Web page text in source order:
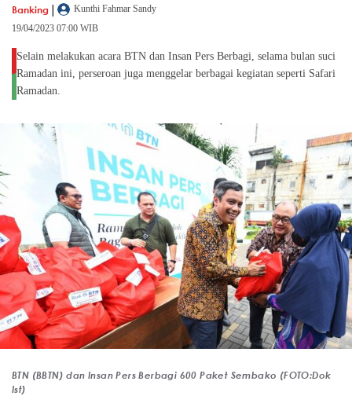
Banking |
Kunthi Fahmar Sandy
19/04/2023 07:00 WIB
Selain melakukan acara BTN dan Insan Pers Berbagi, selama bulan suci
Ramadan ini, perseroan juga menggelar berbagai kegiatan seperti Safari
Ramadan.
BTN (BBTN) dan Insan Pers Berbagi 600 Paket Sembako (FOTO:Dok
Ist)